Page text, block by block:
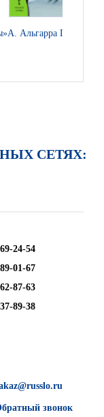
А. Альгарра Погода и
СЕТЯХ:
24-54
01-67
87-63
89-38
звонок